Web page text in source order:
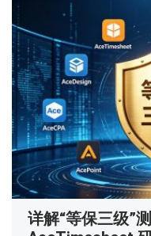
详解“等保三级”